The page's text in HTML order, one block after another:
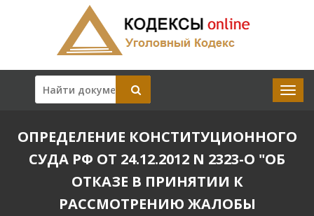
ОПРЕДЕЛЕНИЕ КОНСТИТУЦИОННОГО
СУДА РФ ОТ 24.12.2012 N 2323-О "ОБ
ОТКАЗЕ В ПРИНЯТИИ К
РАССМОТРЕНИЮ ЖАЛОБЫ